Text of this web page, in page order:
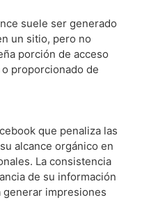
suele ser generado
un sitio, pero no
porción de acceso
proporcionado de
que penaliza las
alcance orgánico en
La consistencia
de su información
generar impresiones